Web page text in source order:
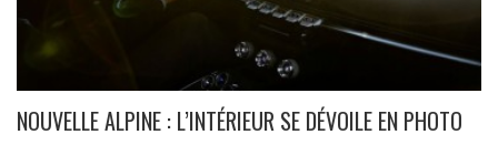
NOUVELLE ALPINE : L’INTÉRIEUR SE DÉVOILE EN PHOTO